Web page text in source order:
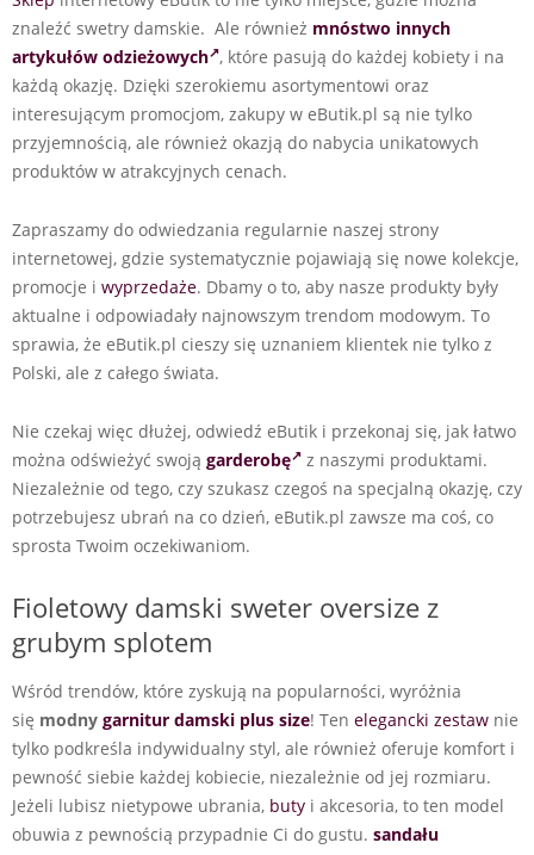
znaleźć swetry damskie. Ale również mnóstwo innych
artykułów odzieżowych , które pasują do każdej kobiety i na
każdą okazję. Dzięki szerokiemu asortymentowi oraz
interesującym promocjom, zakupy w eButik.pl są nie tylko
przyjemnością, ale również okazją do nabycia unikatowych
produktów w atrakcyjnych cenach.
Zapraszamy do odwiedzania regularnie naszej strony
internetowej, gdzie systematycznie pojawiają się nowe kolekcje,
promocje i wyprzedaże. Dbamy o to, aby nasze produkty były
aktualne i odpowiadały najnowszym trendom modowym. To
sprawia, że eButik.pl cieszy się uznaniem klientek nie tylko z
Polski, ale z całego świata.
Nie czekaj więc dłużej, odwiedź eButik i przekonaj się, jak łatwo
można odświeżyć swoją garderobę
z naszymi produktami.
Niezależnie od tego, czy szukasz czegoś na specjalną okazję, czy
potrzebujesz ubrań na co dzień, eButik.pl zawsze ma coś, co
sprosta Twoim oczekiwaniom.
Fioletowy damski sweter oversize z
grubym splotem
Wśród trendów, które zyskują na popularności, wyróżnia
się modny garnitur damski plus size! Ten elegancki zestaw nie
tylko podkreśla indywidualny styl, ale również oferuje komfort i
pewność siebie każdej kobiecie, niezależnie od jej rozmiaru.
Jeżeli lubisz nietypowe ubrania, buty i akcesoria, to ten model
obuwia z pewnością przypadnie Ci do gustu. sandału